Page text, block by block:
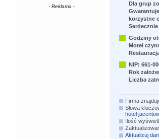
- Reklama -
Dla grup
korzystne
Godziny
Motel
NIP: 661-
Rok
Liczba
Firma
Słowa
hotel
Ilość
Aktualizuj